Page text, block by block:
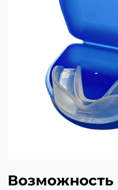
Возможность